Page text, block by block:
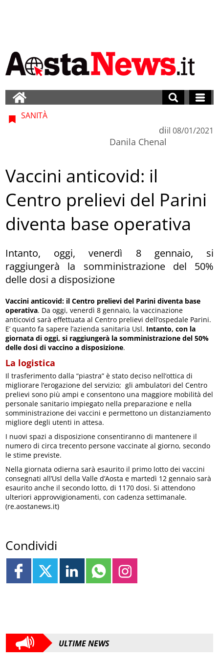
SANITÀ
di
Danila Chenal
il 08/01/2021
Vaccini anticovid: il
Centro prelievi del Parini
diventa base operativa
Intanto, oggi, venerdì 8 gennaio, si
raggiungerà la somministrazione del 50%
delle dosi a disposizione
Vaccini anticovid: il Centro prelievi del Parini diventa base
operativa. Da oggi, venerdì 8 gennaio, la vaccinazione
anticovid sarà effettuata al Centro prelievi dell’ospedale Parini.
E’ quanto fa sapere l’azienda sanitaria Usl. Intanto, con la
giornata di oggi, si raggiungerà la somministrazione del 50%
delle dosi di vaccino a disposizione.
La logistica
Il trasferimento dalla “piastra” è stato deciso nell’ottica di
migliorare l’erogazione del servizio; gli ambulatori del Centro
prelievi sono più ampi e consentono una maggiore mobilità del
personale sanitario impiegato nella preparazione e nella
somministrazione dei vaccini e permettono un distanziamento
migliore degli utenti in attesa.
I nuovi spazi a disposizione consentiranno di mantenere il
numero di circa trecento persone vaccinate al giorno, secondo
le stime previste.
Nella giornata odierna sarà esaurito il primo lotto dei vaccini
consegnati all’Usl della Valle d’Aosta e martedì 12 gennaio sarà
esaurito anche il secondo lotto, di 1170 dosi. Si attendono
ulteriori approvvigionamenti, con cadenza settimanale.
(re.aostanews.it)
Condividi
ULTIME NEWS